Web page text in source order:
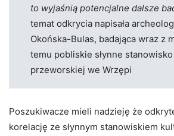
to wyjaśnią potencjalne dalsze
temat odkrycia napisała
Okońska-Bulas, badająca wraz z
temu pobliskie słynne
przeworskiej we Wrzępi
Poszukiwacze mieli nadzieję że
korelację ze słynnym stanowiskiem